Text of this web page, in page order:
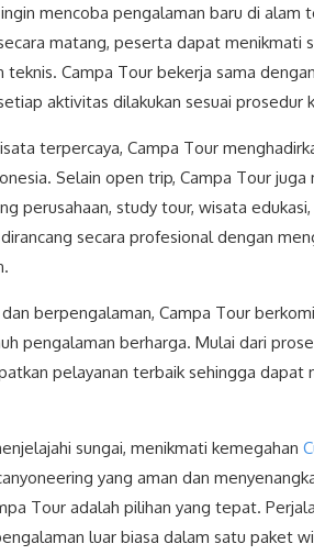
mencoba pengalaman baru di alam
matang, peserta dapat menikmati
Campa Tour bekerja sama
aktivitas dilakukan sesuai prosedur
terpercaya, Campa Tour
Selain open trip, Campa Tour
perusahaan, study tour, wisata
secara profesional dengan
berpengalaman, Campa Tour
pengalaman berharga. Mulai dari
pelayanan terbaik sehingga dapat
sungai, menikmati kemegahan
yang aman dan
Tour adalah pilihan yang tepat.
luar biasa dalam satu paket